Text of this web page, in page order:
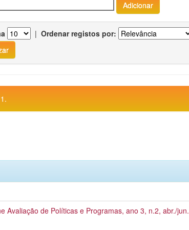
| Ordenar registos por:
Avaliação de Políticas e Programas, ano 3, n.2, abr./jun.